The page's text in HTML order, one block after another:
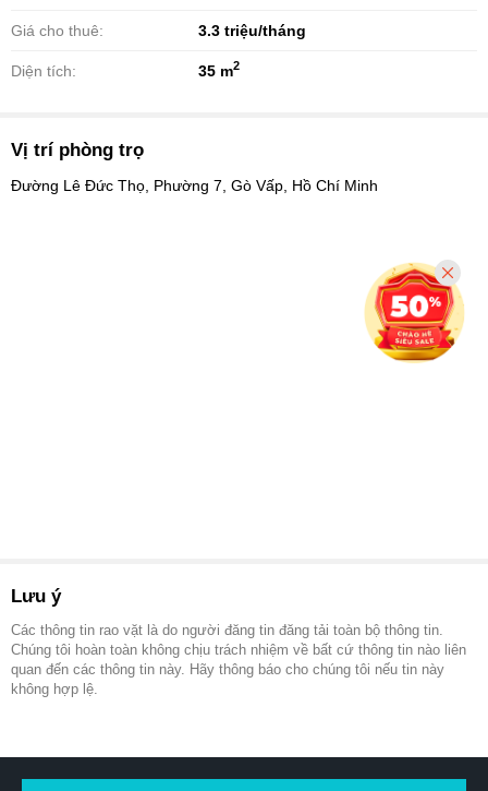
Giá cho thuê: 3.3 triệu/tháng
Diện tích: 35 m2
Vị trí phòng trọ
Đường Lê Đức Thọ, Phường 7, Gò Vấp, Hồ Chí Minh
Lưu ý
Các thông tin rao vặt là do người đăng tin đăng tải toàn bộ thông tin.
Chúng tôi hoàn toàn không chịu trách nhiệm về bất cứ thông tin nào liên
quan đến các thông tin này. Hãy thông báo cho chúng tôi nếu tin này
không hợp lệ.